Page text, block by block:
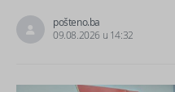
pošteno.ba
09.08.2026 u 14:32